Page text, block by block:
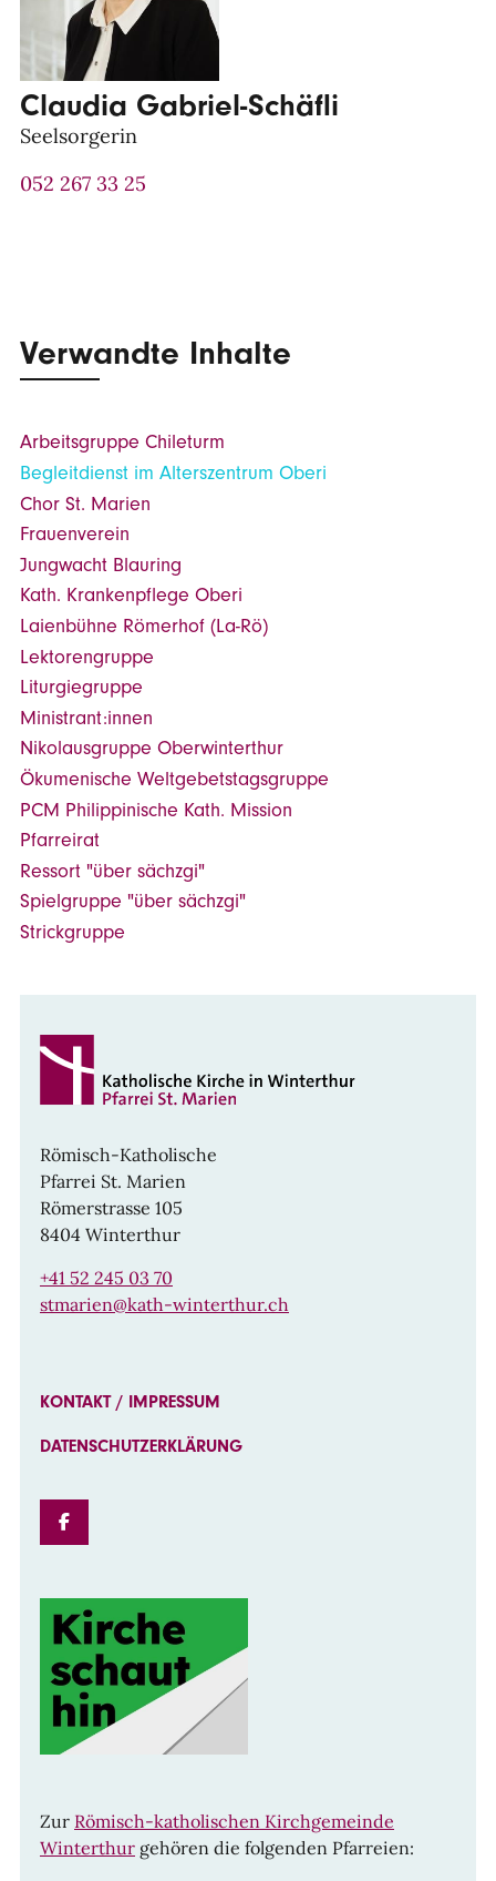
Claudia Gabriel-Schäfli
Seelsorgerin
052 267 33 25
Verwandte Inhalte
Arbeitsgruppe Chileturm
Begleitdienst im Alterszentrum Oberi
Chor St. Marien
Frauenverein
Jungwacht Blauring
Kath. Krankenpflege Oberi
Laienbühne Römerhof (La-Rö)
Lektorengruppe
Liturgiegruppe
Ministrant:innen
Nikolausgruppe Oberwinterthur
Ökumenische Weltgebetstagsgruppe
PCM Philippinische Kath. Mission
Pfarreirat
Ressort "über sächzgi"
Spielgruppe "über sächzgi"
Strickgruppe
Römisch-Katholische
Pfarrei St. Marien
Römerstrasse 105
8404 Winterthur
+41 52 245 03 70
stmarien@kath-winterthur.ch
KONTAKT / IMPRESSUM
DATENSCHUTZERKLÄRUNG
FACEBOOK
Zur Römisch-katholischen Kirchgemeinde
Winterthur gehören die folgenden Pfarreien: